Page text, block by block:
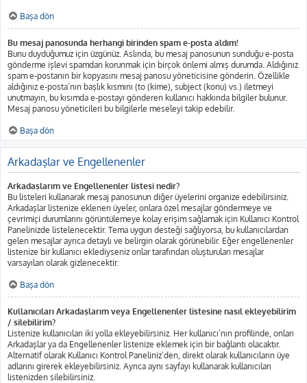
Başa dön
Bu mesaj panosunda herhangi birinden spam e-posta aldım!
Bunu duyduğumuz için üzgünüz. Aslında, bu mesaj panosunun sunduğu e-posta
gönderme işlevi spamdan korunmak için birçok önlemi almış durumda. Aldığınız
spam e-postanın bir kopyasını mesaj panosu yöneticisine gönderin. Özellikle
aldığınız e-posta’nın başlık kısmını (to (kime), subject (konu) vs.) iletmeyi
unutmayın, bu kısımda e-postayı gönderen kullanıcı hakkında bilgiler bulunur.
Mesaj panosu yöneticileri bu bilgilerle meseleyi takip edebilir.
Başa dön
Arkadaşlar ve Engellenenler
Arkadaşlarım ve Engellenenler listesi nedir?
Bu listeleri kullanarak mesaj panosunun diğer üyelerini organize edebilirsiniz.
Arkadaşlar listenize eklenen üyeler, onlara özel mesajlar göndermeye ve
çevrimiçi durumlarını görüntülemeye kolay erişim sağlamak için Kullanıcı Kontrol
Panelinizde listelenecektir. Tema uygun desteği sağlıyorsa, bu kullanıcılardan
gelen mesajlar ayrıca detaylı ve belirgin olarak görünebilir. Eğer engellenenler
listenize bir kullanıcı eklediyseniz onlar tarafından oluşturulan mesajlar
varsayılan olarak gizlenecektir.
Başa dön
Kullanıcıları Arkadaşlarım veya Engellenenler listesine nasıl ekleyebilirim
/ silebilirim?
Listenize kullanıcıları iki yolla ekleyebilirsiniz. Her kullanıcı’nın profilinde, onları
Arkadaşlar ya da Engellenenler listenize eklemek için bir bağlantı olacaktır.
Alternatif olarak Kullanıcı Kontrol Paneliniz’den, direkt olarak kullanıcıların üye
adlarını girerek ekleyebilirsiniz. Ayrıca aynı sayfayı kullanarak kullanıcıları
listenizden silebilirsiniz.